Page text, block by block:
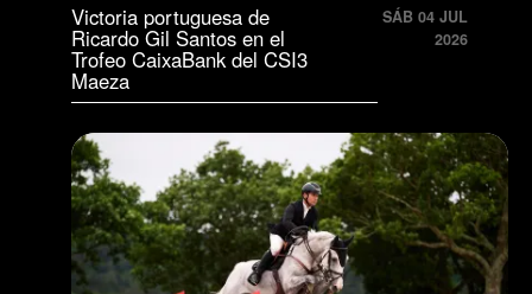
SÁB 04 JUL
2026
Victoria portuguesa de
Ricardo Gil Santos en el
Trofeo CaixaBank del CSI3
Maeza